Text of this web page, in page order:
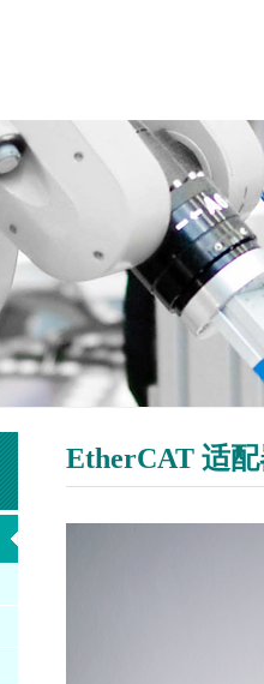
EtherCAT 适